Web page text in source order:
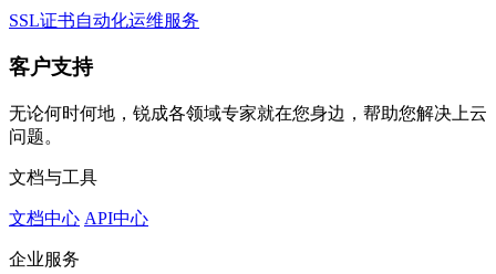
SSL证书自动化运维服务
客户支持
无论何时何地，锐成各领域专家就在您身边，帮助您解决上云
问题。
文档与工具
文档中心 API中心
企业服务